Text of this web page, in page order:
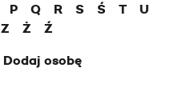
P Q R S Ś T
U
Z Ż
Ź
Dodaj osobę